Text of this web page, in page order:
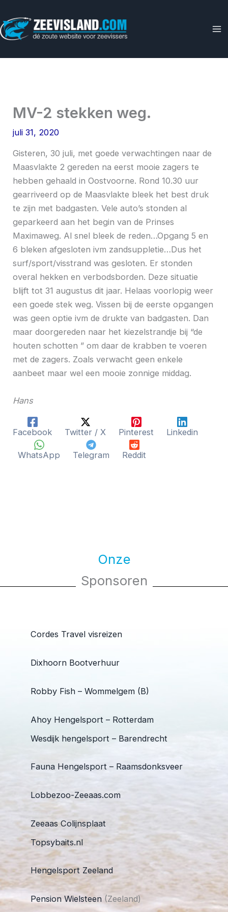
naar
de
MV-2 stekken weg.
juli 31, 2020
Gisteren, 30 juli, met goede verwachtingen naar de
Maasvlakte 2 gereden na eerst mooie zagers te
hebben gehaald in Oostvoorne. Rond 10.30 uur
gearriveerd op de Maasvlakte bleek het best druk
te zijn met badgasten. Vele auto’s stonden al
geparkeerd aan het begin van de Prinses
Maximaweg. Al snel bleek de reden…Opgang 5 en
6 bleken afgesloten ivm zandsuppletie…Dus het
surf/sport/visstrand was gesloten. Er stonden
overal hekken en verbodsborden. Deze situatie
blijft tot 31 augustus dit jaar. Helaas voorlopig weer
een goede stek weg. Vissen bij de eerste opgangen
was geen optie ivm de drukte van badgasten. Dan
maar doorgereden naar het kiezelstrandje bij “de
houten schotten ” om daar de krabben te voeren
met de zagers. Zoals verwacht geen enkele
aanbeet maar wel een mooie zonnige middag.
Hans
Facebook Twitter / X Pinterest Linkedin
WhatsApp Telegram Reddit
Onze
Sponsoren
Cordes Travel visreizen
Dixhoorn Bootverhuur
Robby Fish – Wommelgem (B)
Ahoy Hengelsport – Rotterdam
Wesdijk hengelsport – Barendrecht
Fauna Hengelsport – Raamsdonksveer
Lobbezoo-Zeeaas.com
Zeeaas Colijnsplaat
Topsybaits.nl
Hengelsport Zeeland
Pension Wielsteen (Zeeland)